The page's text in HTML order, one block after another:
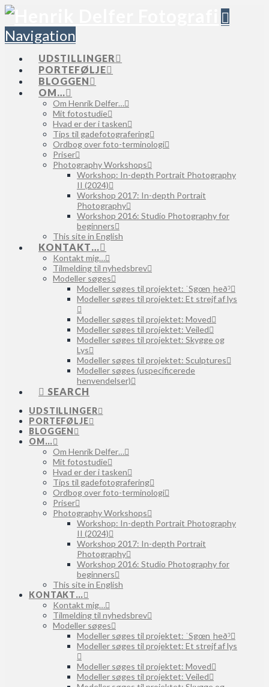
Navigation
UDSTILLINGER
PORTEFØLJE
BLOGGEN
OM…
Om Henrik Delfer…
Mit fotostudie
Hvad er der i tasken
Tips til gadefotografering
Ordbog over foto-terminologi
Priser
Photography Workshops
Workshop: In-depth Portrait Photography
II (2024)
Workshop 2017: In-depth Portrait
Photography
Workshop 2016: Studio Photography for
beginners
This site in English
KONTAKT…
Kontakt mig…
Tilmelding til nyhedsbrev
Modeller søges
Modeller søges til projektet: ˈSgœnˌheðˀ
Modeller søges til projektet: Et strejf af lys
Modeller søges til projektet: Moved
Modeller søges til projektet: Veiled
Modeller søges til projektet: Skygge og
Lys
Modeller søges til projektet: Sculptures
Modeller søges (uspecificerede
henvendelser)
SEARCH
UDSTILLINGER
PORTEFØLJE
BLOGGEN
OM…
Om Henrik Delfer…
Mit fotostudie
Hvad er der i tasken
Tips til gadefotografering
Ordbog over foto-terminologi
Priser
Photography Workshops
Workshop: In-depth Portrait Photography
II (2024)
Workshop 2017: In-depth Portrait
Photography
Workshop 2016: Studio Photography for
beginners
This site in English
KONTAKT…
Kontakt mig…
Tilmelding til nyhedsbrev
Modeller søges
Modeller søges til projektet: ˈSgœnˌheðˀ
Modeller søges til projektet: Et strejf af lys
Modeller søges til projektet: Moved
Modeller søges til projektet: Veiled